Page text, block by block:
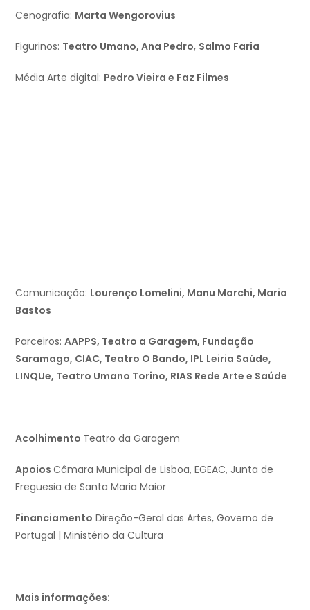
Cenografia: Marta Wengorovius
Figurinos: Teatro Umano, Ana Pedro, Salmo Faria
Média Arte digital: Pedro Vieira e Faz Filmes
Comunicação: Lourenço Lomelini, Manu Marchi, Maria
Bastos
Parceiros: AAPPS, Teatro a Garagem, Fundação
Saramago, CIAC, Teatro O Bando, IPL Leiria Saúde,
LINQUe, Teatro Umano Torino, RIAS Rede Arte e Saúde
Acolhimento Teatro da Garagem
Apoios Câmara Municipal de Lisboa, EGEAC, Junta de
Freguesia de Santa Maria Maior
Financiamento Direção-Geral das Artes, Governo de
Portugal | Ministério da Cultura
Mais informações: